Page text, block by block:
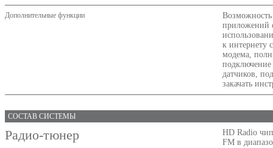
Дополнительные функции
Возможность
приложений
к интернету
модема,
датчиков,
закачать
СОСТАВ СИСТЕМЫ
Радио-тюнер
HD Radio
FM в